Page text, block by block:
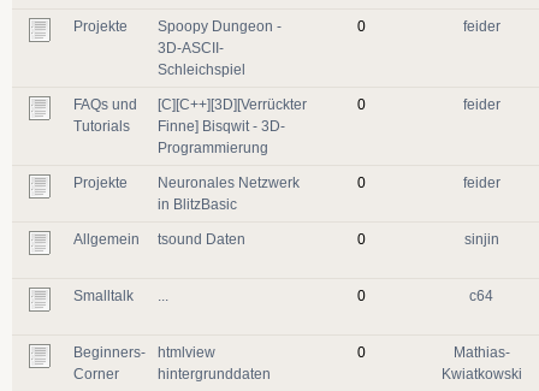
Projekte
Spoopy Dungeon -
3D-ASCII-
Schleichspiel
0 feider
FAQs und
Tutorials
[C][C++][3D][Verrückter
Finne] Bisqwit - 3D-
Programmierung
0 feider
Projekte
Neuronales Netzwerk
in BlitzBasic
0 feider
Allgemein tsound Daten 0 sinjin
Smalltalk 0 c64
Beginners-
Corner
htmlview
hintergrunddaten
0
Mathias-
Kwiatkowski